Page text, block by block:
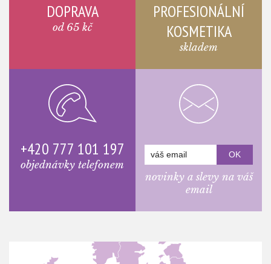
DOPRAVA
od 65 kč
PROFESIONÁLNÍ
KOSMETIKA
skladem
+420 777 101 197
objednávky telefonem
novinky a slevy na váš
email